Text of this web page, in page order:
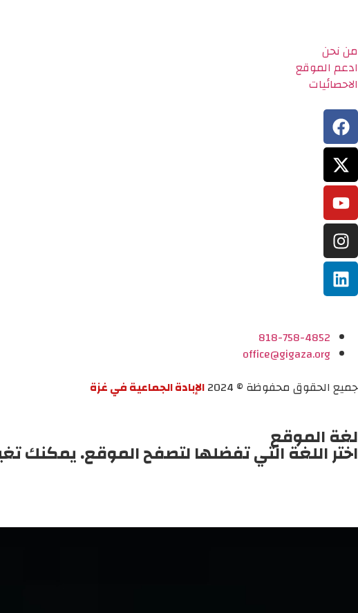
من نحن
ادعم الموقع
الاحصائيات
818-758-4852
office@gigaza.org
جميع الحقوق محفوظة © 2024
الإبادة الجماعية في غزة
لغة الموقع
اختر اللغة التي تفضلها لتصفح الموقع. يمكنك